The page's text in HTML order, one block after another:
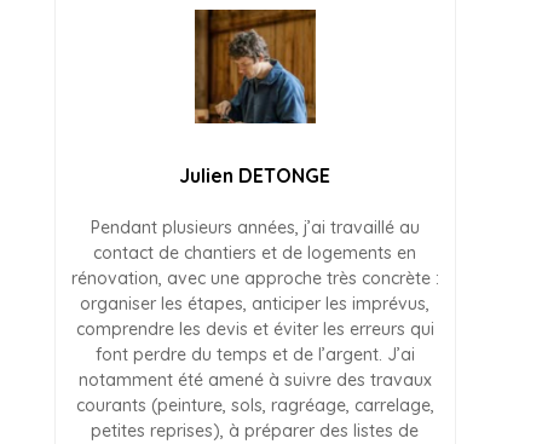
Julien DETONGE
Pendant plusieurs années, j’ai travaillé au
contact de chantiers et de logements en
rénovation, avec une approche très concrète :
organiser les étapes, anticiper les imprévus,
comprendre les devis et éviter les erreurs qui
font perdre du temps et de l’argent. J’ai
notamment été amené à suivre des travaux
courants (peinture, sols, ragréage, carrelage,
petites reprises), à préparer des listes de